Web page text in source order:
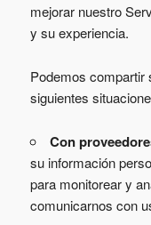
mejorar nuestro
y su experiencia.
Podemos compartir
siguientes
Con
su información
para monitorear y
comunicarnos con